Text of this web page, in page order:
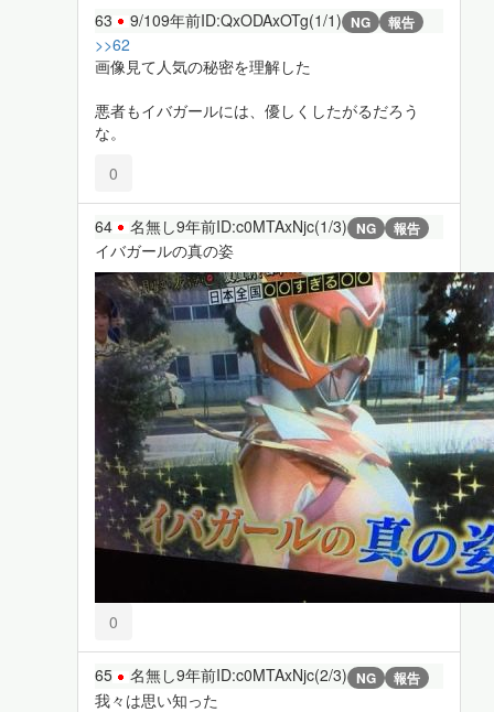
63 9/109年前ID:QxODAxOTg(1/1) NG 報告
>>62
画像見て人気の秘密を理解した
悪者もイバガールには、優しくしたがるだろう
な。
0
64 名無し9年前ID:c0MTAxNjc(1/3) NG 報告
イバガールの真の姿
0
65 名無し9年前ID:c0MTAxNjc(2/3) NG 報告
我々は思い知った